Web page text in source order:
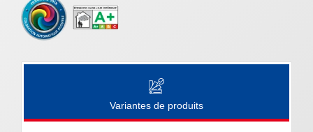
Variantes de produits